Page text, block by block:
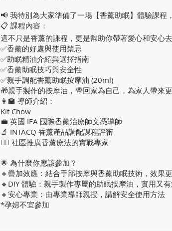
📢 我特別為大家準備了一場【香薰助眠】體驗課
📋 課程內容：
這不只是香薰的課程，更是幇助你帶著愛心和安心
✅香薰的好處與使用禁忌
✅助眠精油介紹與選擇指南
✅香薰助眠技巧與安全性
✅親手調配香薰助眠按摩油 (20ml)
🎁親手製作的按摩油，帶回家為自己，為家人帶來
👩‍🏫 導師介紹：
Kit Chow
💼 英國 IFA 國際香薰治療師文憑導師
🔬 INTACQ 香薰產品調配課程評審
👩‍⚕ 社區推廣香薰療法的實戰專家
🌟 為什麼你應該參加？
🔸疊加效應：結合手部按摩與香薰助眠技術，效果
🔸DIY 體驗：親手製作專屬的助眠按摩油，實用又
🔸安心專業：由專業導師親授，講解安全使用方法
*孕婦不宜參加